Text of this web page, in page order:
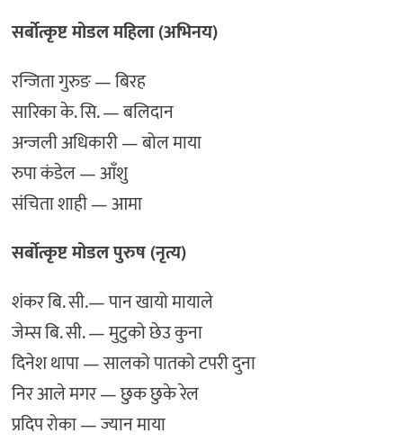
सर्बोत्कृष्ट मोडल महिला (अभिनय)
रन्जिता गुरुङ — बिरह
सारिका के. सि. — बलिदान
अन्जली अधिकारी — बोल माया
रुपा कंडेल — आँशु
संचिता शाही — आमा
सर्बोत्कृष्ट मोडल पुरुष (नृत्य)
शंकर बि. सी.— पान खायो मायाले
जेम्स बि. सी. — मुटुको छेउ कुना
दिनेश थापा — सालको पातको टपरी दुना
निर आले मगर — छुक छुके रेल
प्रदिप रोका — ज्यान माया